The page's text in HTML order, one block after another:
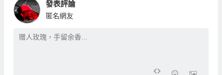
發表評論
匿名網友